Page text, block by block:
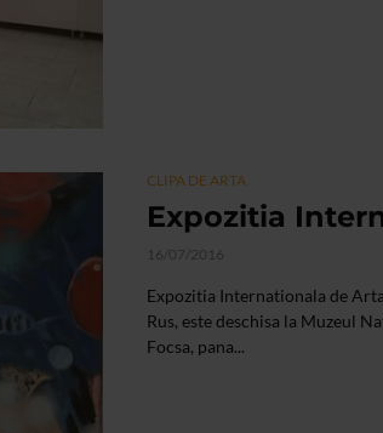
CLIPA DE ARTA
Expozitia
16/07/2016
Expozitia Internationala de
Rus, este deschisa la Muzeul
Focsa, pana...